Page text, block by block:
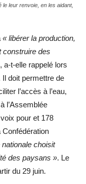
leur renvoie, en les aidant,
« libérer la production,
construire des
, a-t-elle rappelé lors
Il doit permettre de
l’accès à l’eau,
l’Assemblée
pour et 178
nationale choisit
des paysans ». Le
du 29 juin.